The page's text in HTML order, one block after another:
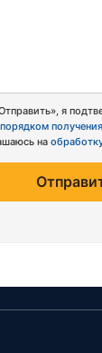
я
порядком
на